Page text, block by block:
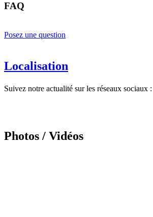
FAQ
Posez une question
Localisation
Suivez notre actualité sur les réseaux sociaux :
Photos / Vidéos